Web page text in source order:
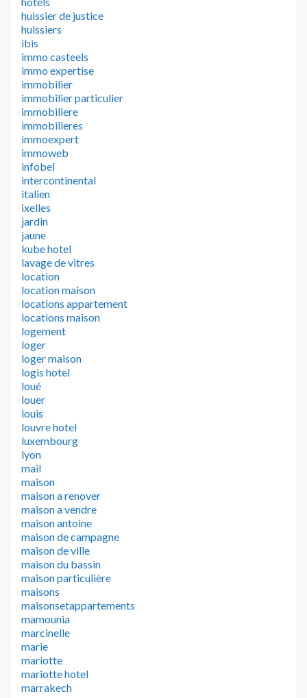
huissier de justice
huissiers
ibis
immo casteels
immo expertise
immobilier
immobilier particulier
immobiliere
immobilieres
immoexpert
immoweb
infobel
intercontinental
italien
ixelles
jardin
jaune
kube hotel
lavage de vitres
location
location maison
locations appartement
locations maison
logement
loger
loger maison
logis hotel
loué
louer
louis
louvre hotel
luxembourg
lyon
mail
maison
maison a renover
maison a vendre
maison antoine
maison de campagne
maison de ville
maison du bassin
maison particulière
maisons
maisonsetappartements
mamounia
marcinelle
marie
mariotte
mariotte hotel
marrakech